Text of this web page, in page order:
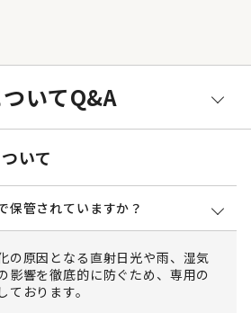
いてQ&A
いて
保管されていますか？
の原因となる直射日光や雨、湿気
影響を徹底的に防ぐため、専用の
おります。